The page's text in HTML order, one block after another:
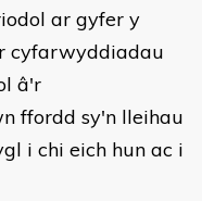
ar gyfer y
cyfarwyddiadau
â'r
ffordd sy'n lleihau
i chi eich hun ac i